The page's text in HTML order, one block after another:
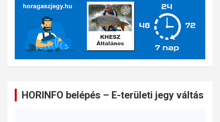
HORINFO belépés – E-területi jegy váltás